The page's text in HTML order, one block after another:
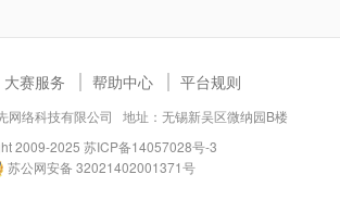
大赛服务 帮助中心 平台规则
网络科技有限公司 地址：无锡新吴区微纳园B楼
2009-2025 苏ICP备14057028号-3
苏公网安备 32021402001371号